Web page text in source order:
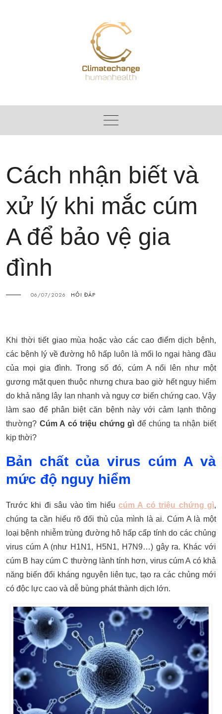
Cách nhận biết và
xử lý khi mắc cúm
A để bảo vệ gia
đình
06/07/2026 HỎI ĐÁP
Khi thời tiết giao mùa hoặc vào các cao điểm dịch bệnh,
các bệnh lý về đường hô hấp luôn là mối lo ngại hàng đầu
của mọi gia đình. Trong số đó, cúm A nổi lên như một
gương mặt quen thuộc nhưng chưa bao giờ hết nguy hiểm
do khả năng lây lan nhanh và nguy cơ biến chứng cao. Vậy
làm sao để phân biệt căn bệnh này với cảm lạnh thông
thường? Cúm A có triệu chứng gì để chúng ta nhận biết
kịp thời?
Bản chất của virus cúm A và
mức độ nguy hiểm
Trước khi đi sâu vào tìm hiểu cúm A có triệu chứng gì,
chúng ta cần hiểu rõ đối thủ của mình là ai. Cúm A là một
loại bệnh nhiễm trùng đường hô hấp cấp tính do các chủng
virus cúm A (như H1N1, H5N1, H7N9…) gây ra. Khác với
cúm B hay cúm C thường lành tính hơn, virus cúm A có khả
năng biến đổi kháng nguyên liên tục, tạo ra các chủng mới
có độc lực cao và dễ bùng phát thành dịch lớn.